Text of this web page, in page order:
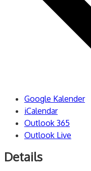
Google Kalender
iCalendar
Outlook 365
Outlook Live
Details